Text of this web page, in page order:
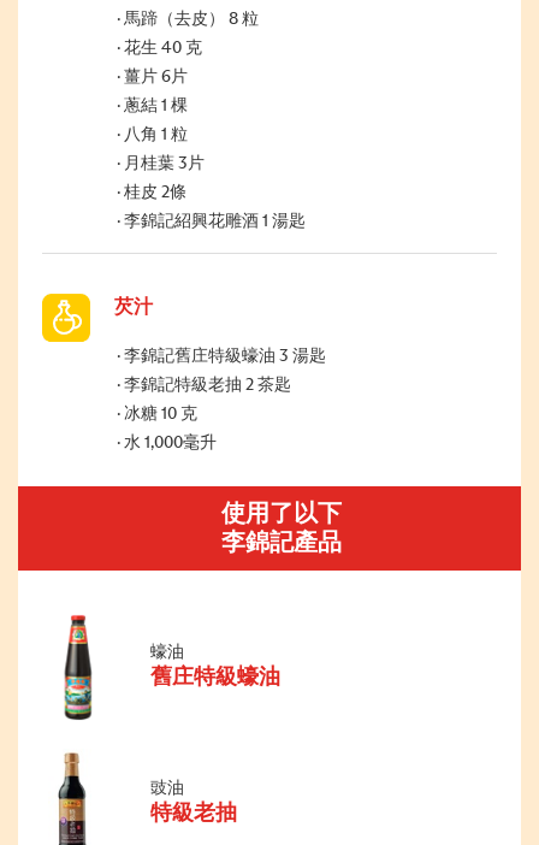
馬蹄（去皮） 8 粒
花生 40 克
薑片 6片
蔥結 1 棵
八角 1 粒
月桂葉 3片
桂皮 2條
李錦記紹興花雕酒 1 湯匙
芡汁
李錦記舊庄特級蠔油 3 湯匙
李錦記特級老抽 2 茶匙
冰糖 10 克
水 1,000毫升
使用了以下
李錦記產品
蠔油
舊庄特級蠔油
豉油
特級老抽